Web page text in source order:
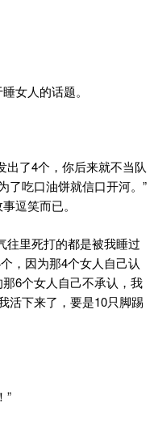
女人的话题。
出了4个，你后来就不当队
了吃口油饼就信口开河。”
逗笑而已。
往里死打的都是被我睡过
，因为那4个女人自己认
6个女人自己不承认，我
活下来了，要是10只脚踢
”